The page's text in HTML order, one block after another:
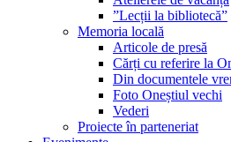
”Lecții la bibliotecă”
Memoria locală
Articole de presă
Cărți cu referire la
Din documentele
Foto Oneștiul vechi
Vederi
Proiecte în parteneriat